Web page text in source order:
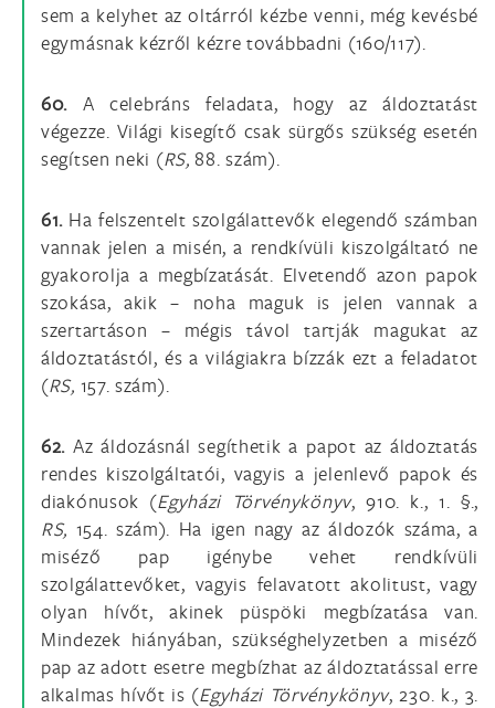
sem a kelyhet az oltárról kézbe venni, még kevésbé
egymásnak kézről kézre továbbadni (160/117).
60. A celebráns feladata, hogy az áldoztatást
végezze. Világi kisegítő csak sürgős szükség esetén
segítsen neki (RS, 88. szám).
61. Ha felszentelt szolgálattevők elegendő számban
vannak jelen a misén, a rendkívüli kiszolgáltató ne
gyakorolja a megbízatását. Elvetendő azon papok
szokása, akik – noha maguk is jelen vannak a
szertartáson – mégis távol tartják magukat az
áldoztatástól, és a világiakra bízzák ezt a feladatot
(RS, 157. szám).
62. Az áldozásnál segíthetik a papot az áldoztatás
rendes kiszolgáltatói, vagyis a jelenlevő papok és
diakónusok (Egyházi Törvénykönyv, 910. k., 1. §.,
RS, 154. szám). Ha igen nagy az áldozók száma, a
miséző pap igénybe vehet rendkívüli
szolgálattevőket, vagyis felavatott akolitust, vagy
olyan hívőt, akinek püspöki megbízatása van.
Mindezek hiányában, szükséghelyzetben a miséző
pap az adott esetre megbízhat az áldoztatással erre
alkalmas hívőt is (Egyházi Törvénykönyv, 230. k., 3.